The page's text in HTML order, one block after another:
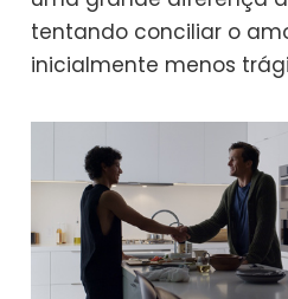
tentando conciliar o
inicialmente menos